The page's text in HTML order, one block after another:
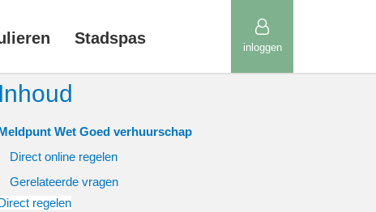
Stadspas inloggen
Inhoud
Wet Goed verhuurschap
Direct online regelen
Gerelateerde vragen
regelen